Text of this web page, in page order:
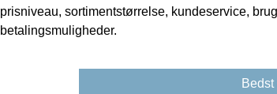
prisniveau, sortimentstørrelse, kundeservice,
betalingsmuligheder.